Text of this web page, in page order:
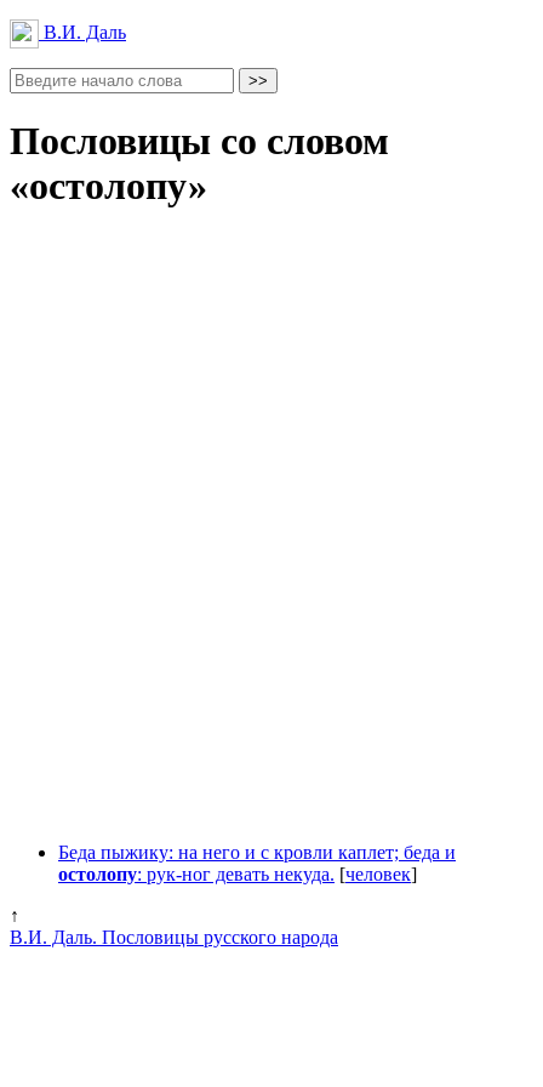
В.И. Даль
Пословицы со словом
«остолопу»
Беда пыжику: на него и с кровли каплет; беда и
остолопу: рук-ног девать некуда. [человек]
↑
В.И. Даль. Пословицы русского народа